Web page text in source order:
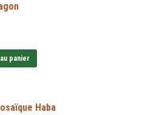
panier
Haba